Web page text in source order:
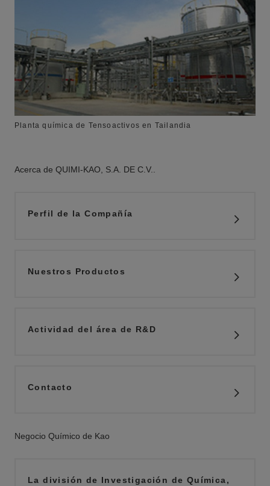
Planta química de Tensoactivos en Tailandia
Acerca de QUIMI-KAO, S.A. DE C.V..
Perfil de la Compañía
Nuestros Productos
Actividad del área de R&D
Contacto
Negocio Químico de Kao
La división de Investigación de Química,